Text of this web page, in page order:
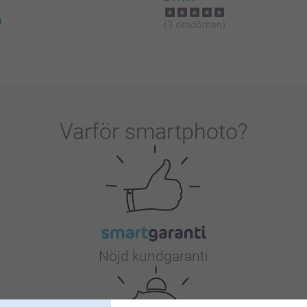
(3 omdömen)
Varför smartphoto?
Nöjd kundgaranti